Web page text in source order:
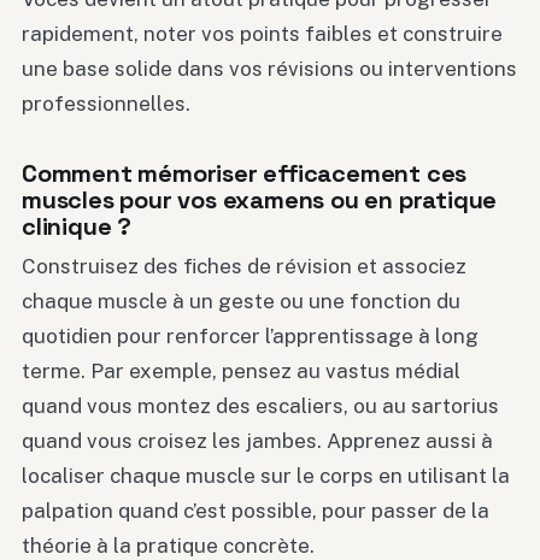
rapidement, noter vos points faibles et construire
une base solide dans vos révisions ou interventions
professionnelles.
Comment mémoriser efficacement ces
muscles pour vos examens ou en pratique
clinique ?
Construisez des fiches de révision et associez
chaque muscle à un geste ou une fonction du
quotidien pour renforcer l’apprentissage à long
terme. Par exemple, pensez au vastus médial
quand vous montez des escaliers, ou au sartorius
quand vous croisez les jambes. Apprenez aussi à
localiser chaque muscle sur le corps en utilisant la
palpation quand c’est possible, pour passer de la
théorie à la pratique concrète.